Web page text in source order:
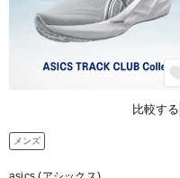
比較する
メンズ